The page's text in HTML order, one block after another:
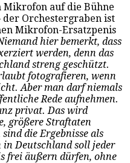
Mikrofon auf die Bühne
der Orchestergraben ist
Mikrofon-Ersatzpenis
hier bemerkt, dass
werden, denn das
streng geschützt.
fotografieren, wenn
Aber man darf niemals
Rede aufnehmen.
privat. Das wird
größere Straftaten
die Ergebnisse als
Deutschland soll jeder
frei äußern dürfen, ohne